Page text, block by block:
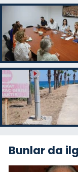
Bunlar da